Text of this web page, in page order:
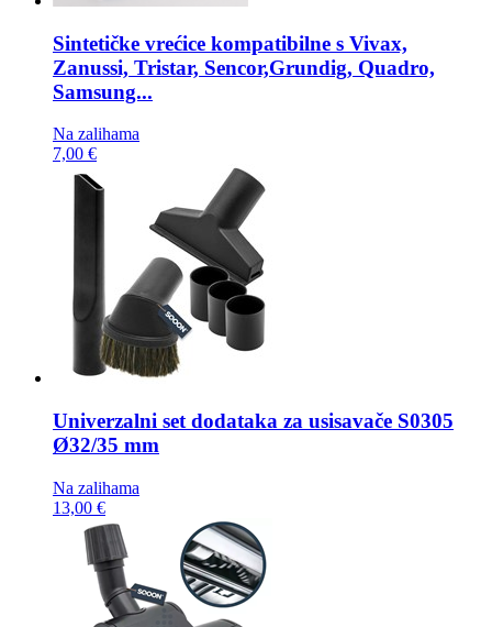
Sintetičke vrećice kompatibilne s Vivax,
Zanussi, Tristar, Sencor,Grundig, Quadro,
Samsung...
Na zalihama
7,00 €
Univerzalni set dodataka za usisavače S0305
Ø32/35 mm
Na zalihama
13,00 €